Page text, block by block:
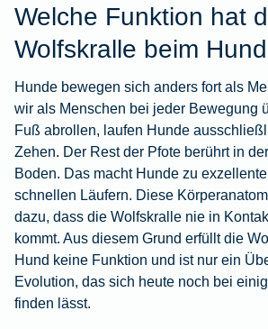
Welche Funktion hat
Wolfskralle beim
Hunde bewegen sich anders fort als
wir als Menschen bei jeder Bewegung
Fuß abrollen, laufen Hunde
Zehen. Der Rest der Pfote berührt in
Boden. Das macht Hunde zu
schnellen Läufern. Diese
dazu, dass die Wolfskralle nie in
kommt. Aus diesem Grund erfüllt die
Hund keine Funktion und ist nur ein
Evolution, das sich heute noch bei
finden lässt.